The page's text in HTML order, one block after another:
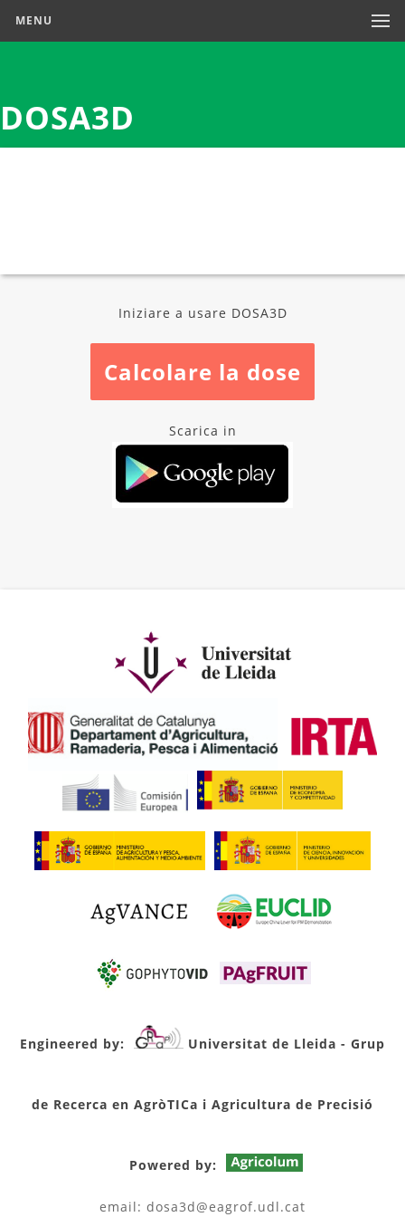
MENU
DOSA3D
Iniziare a usare DOSA3D
Calcolare la dose
Scarica in
Engineered by: Universitat de Lleida - Grup
de Recerca en AgròTICa i Agricultura de Precisió
Powered by:
email: dosa3d@eagrof.udl.cat